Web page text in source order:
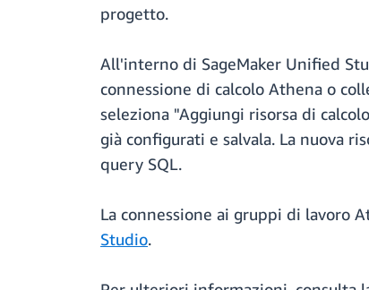
progetto.
All'interno di SageMaker Unified
connessione di calcolo Athena o
seleziona "Aggiungi risorsa di
già configurati e salvala. La nuova
query SQL.
La connessione ai gruppi di lavoro
Studio.